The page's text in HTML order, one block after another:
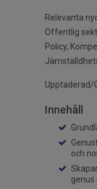
Relevanta
Offentlig
Policy,
Upptaderad/
Innehåll
och